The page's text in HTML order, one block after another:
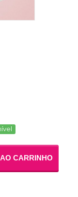
CARRINHO